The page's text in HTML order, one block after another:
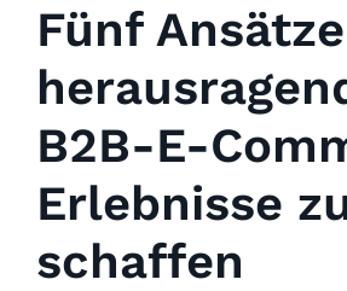
Fünf
B2B-E-
Erlebnisse
schaffen